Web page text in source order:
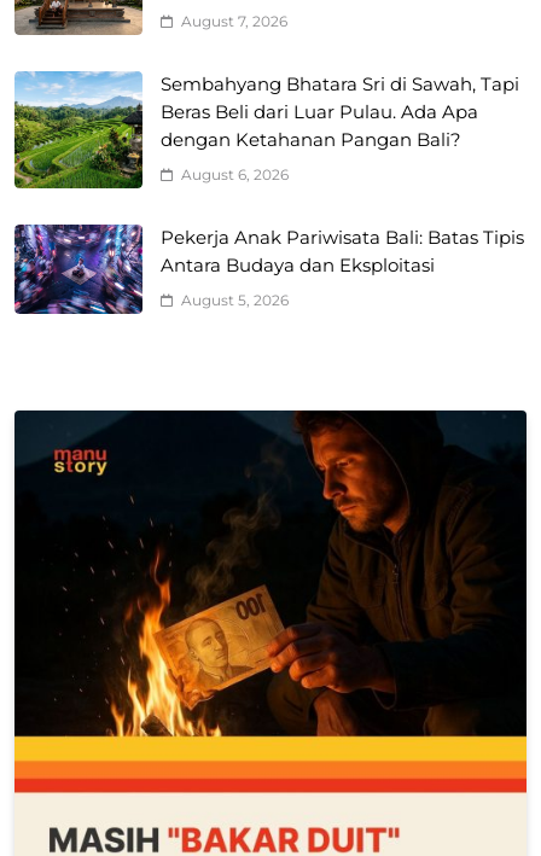
August 7, 2026
Sembahyang Bhatara Sri di Sawah, Tapi
Beras Beli dari Luar Pulau. Ada Apa
dengan Ketahanan Pangan Bali?
August 6, 2026
Pekerja Anak Pariwisata Bali: Batas Tipis
Antara Budaya dan Eksploitasi
August 5, 2026